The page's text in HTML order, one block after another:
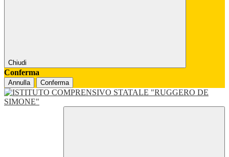
Chiudi
Conferma
Annulla Conferma